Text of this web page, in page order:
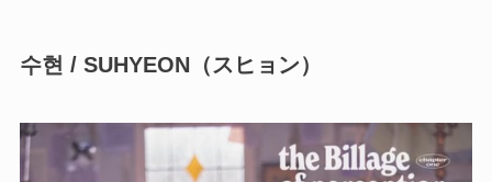
수현 / SUHYEON （スヒョン）